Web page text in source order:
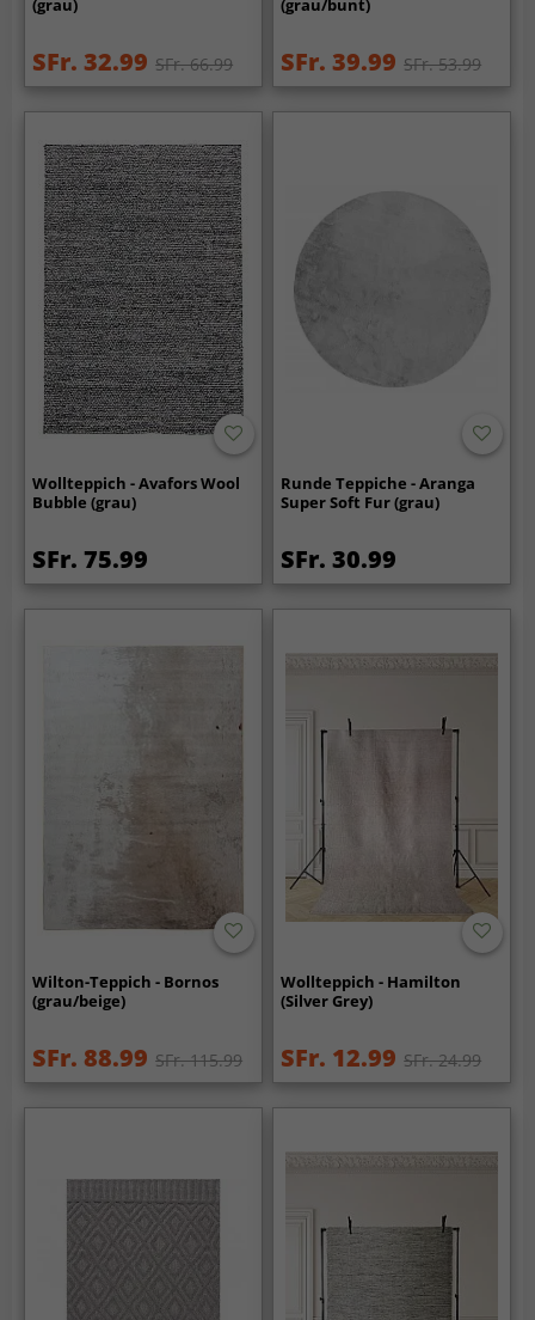
(grau)
SFr. 32.99 SFr. 66.99
(grau/bunt)
SFr. 39.99 SFr. 53.99
Wollteppich - Avafors Wool
Bubble (grau)
SFr. 75.99
Runde Teppiche - Aranga
Super Soft Fur (grau)
SFr. 30.99
Wilton-Teppich - Bornos
(grau/beige)
SFr. 88.99 SFr. 115.99
Wollteppich - Hamilton
(Silver Grey)
SFr. 12.99 SFr. 24.99